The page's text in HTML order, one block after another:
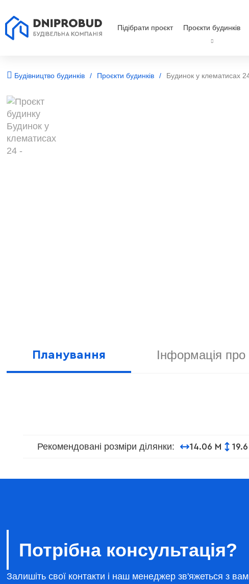
Підібрати проєкт Проєкти будинків
Будівництво будинків Проєкти будинків Будинок у клематисах
Планування Інформація про
Рекомендовані розміри ділянки: 14.06 М
Потрібна консультація?
Залишіть свої контакти і наш менеджер зв'яжеться з